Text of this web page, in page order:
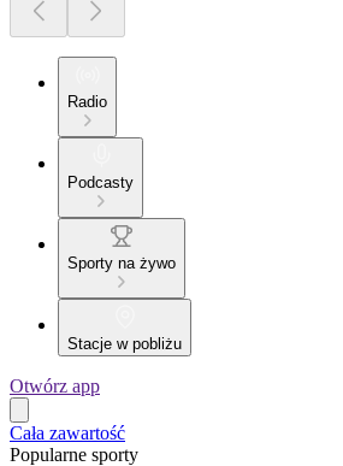
Radio
Podcasty
Sporty na żywo
Stacje w pobliżu
Otwórz app
Cała zawartość
Popularne sporty